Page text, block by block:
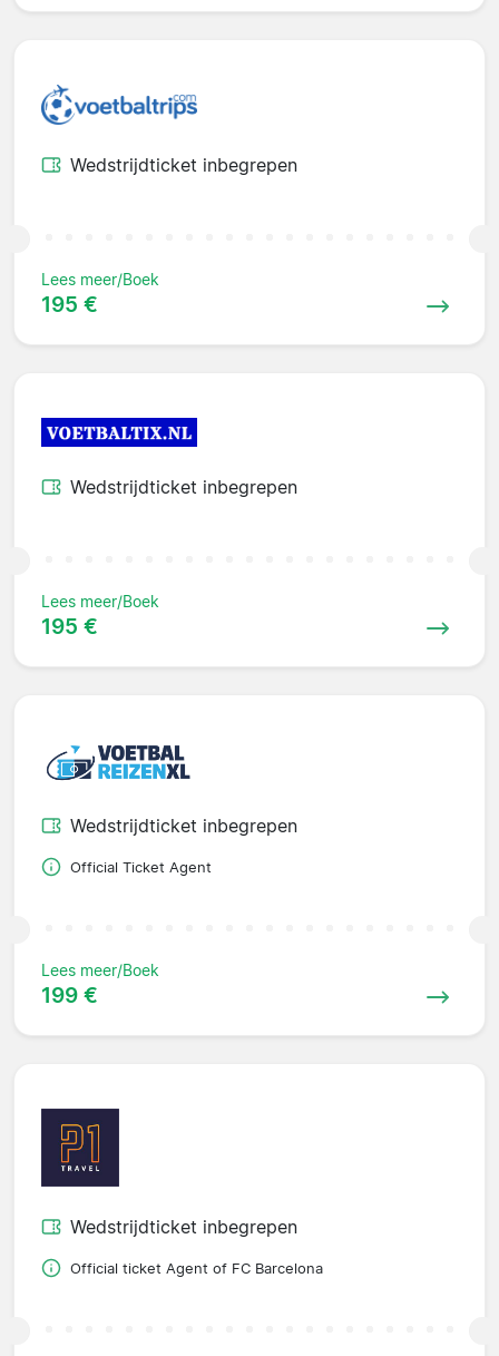
Wedstrijdticket inbegrepen
Lees meer/Boek
195 €
Wedstrijdticket inbegrepen
Lees meer/Boek
195 €
Wedstrijdticket inbegrepen
Official Ticket Agent
Lees meer/Boek
199 €
Wedstrijdticket inbegrepen
Official ticket Agent of FC Barcelona